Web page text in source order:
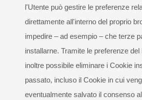
l'Utente può gestire le preferenze
direttamente all'interno del proprio
impedire – ad esempio – che terze
installarne. Tramite le preferenze
inoltre possibile eliminare i Cookie
passato, incluso il Cookie in cui
eventualmente salvato il consenso